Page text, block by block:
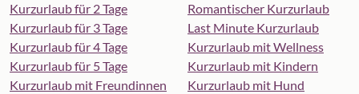
Kurzurlaub für 2 Tage
Kurzurlaub für 3 Tage
Kurzurlaub für 4 Tage
Kurzurlaub für 5 Tage
Kurzurlaub mit Freundinnen
Romantischer Kurzurlaub
Last Minute Kurzurlaub
Kurzurlaub mit Wellness
Kurzurlaub mit Kindern
Kurzurlaub mit Hund